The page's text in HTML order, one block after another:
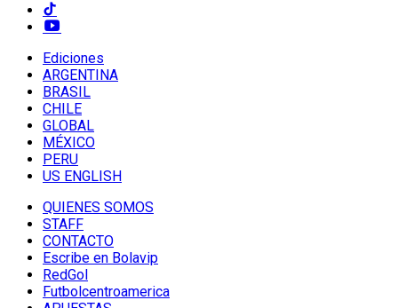
Ediciones
ARGENTINA
BRASIL
CHILE
GLOBAL
MÉXICO
PERU
US ENGLISH
QUIENES SOMOS
STAFF
CONTACTO
Escribe en Bolavip
RedGol
Futbolcentroamerica